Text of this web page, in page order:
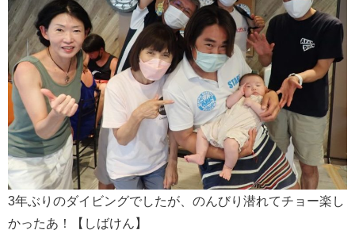
3年ぶりのダイビングでしたが、のんびり潜れてチョー楽し
かったあ！【しばけん】